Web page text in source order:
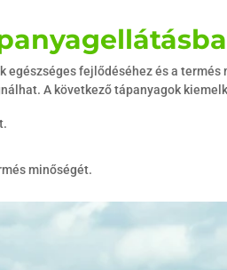
fejlődéséhez és a
A következő tápanyagok
minőségét.